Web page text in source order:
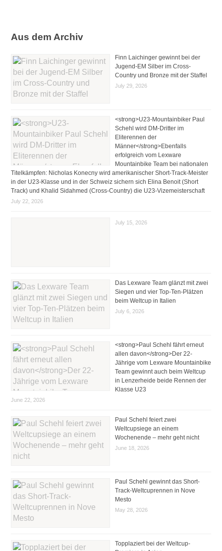
Aus dem Archiv
Finn Laichinger gewinnt bei der
Jugend-EM Silber im Cross-
Country und Bronze mit der Staffel
July 29, 2026
<strong>U23-Mountainbiker Paul
Schehl wird DM-Dritter im
Eliterennen der
Männer</strong>Ebenfalls
erfolgreich vom Lexware
Mountainbike Team bei nationalen
Titelkämpfen: Nicholas Konecny wird amerikanischer Short-Track-Meister
in der U23-Klasse und in der Schweiz sichern sich Elina Benoit (Short
Track) und Khalid Sidahmed (Cross-Country) die U23-Vizemeisterschaft
July 22, 2026
July 15, 2026
Das Lexware Team glänzt mit zwei
Siegen und vier Top-Ten-Plätzen
beim Weltcup in Italien
July 6, 2026
<strong>Paul Schehl fährt erneut
allen davon</strong>Der 22-
Jährige vom Lexware Mountainbike
Team gewinnt auch beim Weltcup
in Lenzerheide beide Rennen der
Klasse U23
June 22, 2026
Paul Schehl feiert zwei
Weltcupsiege an einem
Wochenende – mehr geht nicht
June 18, 2026
Paul Schehl gewinnt das Short-
Track-Weltcuprennen in Nove
Mesto
May 28, 2026
Topplaziert bei der Weltcup-